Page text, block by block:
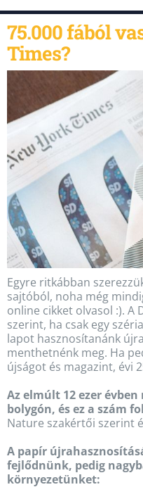
75.000 fából
Times?
Egyre ritkábban
sajtóból, noha még
online cikket olvasol :). A
szerint, ha csak egy
lapot hasznosítanánk
menthetnénk meg. Ha
újságot és magazint, évi
Az elmúlt 12 ezer
bolygón, és ez a szám
Nature szakértői szerint
A papír
fejlődnünk, pedig
környezetünket: